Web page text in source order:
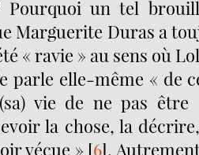
Pourquoi un tel
Marguerite Duras a
« ravie » au sens où Lol
parle elle-même « de
vie de ne pas être
la chose, la
vécue » [6].